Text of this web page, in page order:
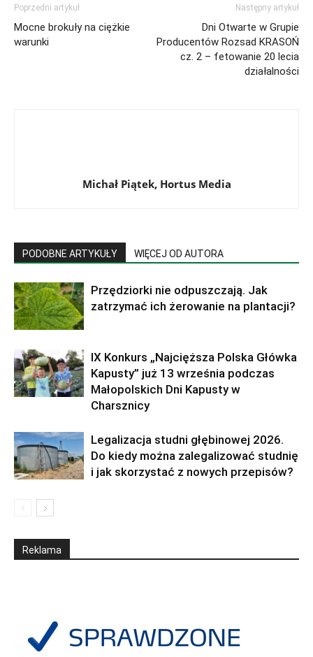
Poprzedni artykuł
Mocne brokuły na ciężkie
warunki
Następny artykuł
Dni Otwarte w Grupie
Producentów Rozsad KRASOŃ
cz. 2 – fetowanie 20 lecia
działalności
Michał Piątek, Hortus Media
PODOBNE ARTYKUŁY WIĘCEJ OD AUTORA
Przędziorki nie odpuszczają. Jak
zatrzymać ich żerowanie na plantacji?
IX Konkurs „Najcięższa Polska Główka
Kapusty” już 13 września podczas
Małopolskich Dni Kapusty w
Charsznicy
Legalizacja studni głębinowej 2026.
Do kiedy można zalegalizować studnię
i jak skorzystać z nowych przepisów?
Reklama